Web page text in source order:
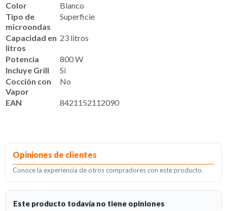
Color
Blanco
Tipo de
microondas
Superficie
Capacidad en
litros
23 litros
Potencia
800 W
Incluye Grill
Si
Cocción con
Vapor
No
EAN 8421152112090
Opiniones de clientes
Conoce la experiencia de otros compradores con este producto.
Este producto todavía no tiene opiniones